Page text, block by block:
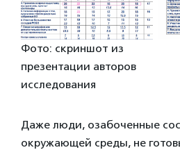
Фото: скриншот из
презентации авторов
исследования
Даже люди, озабоченные
окружающей среды, не